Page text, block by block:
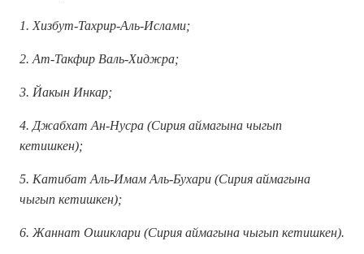
1. Хизбут-Тахрир-Аль-Ислами;
2. Ат-Такфир Валь-Хиджра;
3. Йакын Инкар;
4. Джабхат Ан-Нусра (Сирия аймагына чыгып
кетишкен);
5. Катибат Аль-Имам Аль-Бухари (Сирия аймагына
чыгып кетишкен);
6. Жаннат Ошиклари (Сирия аймагына чыгып кетишкен).